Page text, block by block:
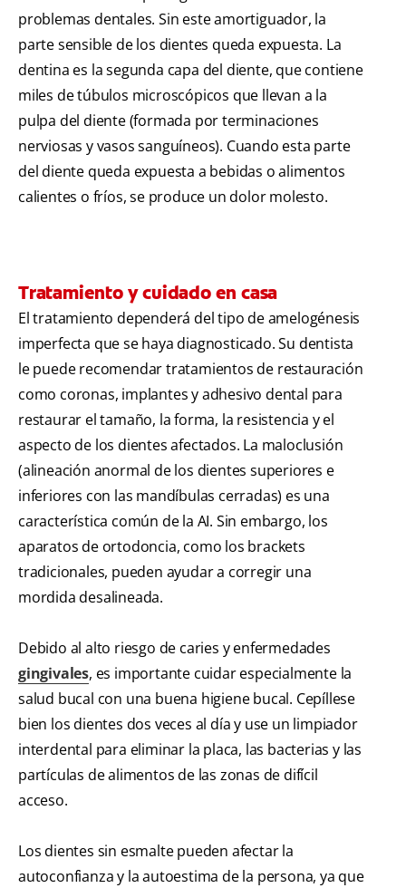
problemas dentales. Sin este amortiguador, la
parte sensible de los dientes queda expuesta. La
dentina es la segunda capa del diente, que contiene
miles de túbulos microscópicos que llevan a la
pulpa del diente (formada por terminaciones
nerviosas y vasos sanguíneos). Cuando esta parte
del diente queda expuesta a bebidas o alimentos
calientes o fríos, se produce un dolor molesto.
Tratamiento y cuidado en casa
El tratamiento dependerá del tipo de amelogénesis
imperfecta que se haya diagnosticado. Su dentista
le puede recomendar tratamientos de restauración
como coronas, implantes y adhesivo dental para
restaurar el tamaño, la forma, la resistencia y el
aspecto de los dientes afectados. La maloclusión
(alineación anormal de los dientes superiores e
inferiores con las mandíbulas cerradas) es una
característica común de la AI. Sin embargo, los
aparatos de ortodoncia, como los brackets
tradicionales, pueden ayudar a corregir una
mordida desalineada.
Debido al alto riesgo de caries y enfermedades
gingivales, es importante cuidar especialmente la
salud bucal con una buena higiene bucal. Cepíllese
bien los dientes dos veces al día y use un limpiador
interdental para eliminar la placa, las bacterias y las
partículas de alimentos de las zonas de difícil
acceso.
Los dientes sin esmalte pueden afectar la
autoconfianza y la autoestima de la persona, ya que